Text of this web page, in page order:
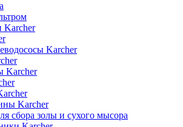
Karcher
Karcher
Karcher
Karcher
сбора золы и сухого мысора